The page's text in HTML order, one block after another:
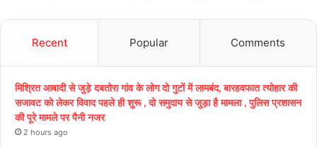
Recent Popular Comments
मिश्रित आबादी से जुड़े दबतोरा गांव के लोग दो गुटों में लामबंद, बारहवफात त्योहार की
सजावट को लेकर विवाद पहले ही शुरू , दो समुदाय से जुड़ा है मामला , पुलिस प्रशासन
की पूरे मामले पर पैनी नजर
2 hours ago